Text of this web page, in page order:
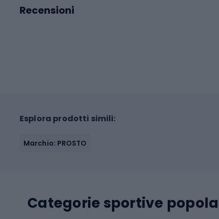
Recensioni
Esplora prodotti simili:
Marchio: PROSTO
Categorie sportive